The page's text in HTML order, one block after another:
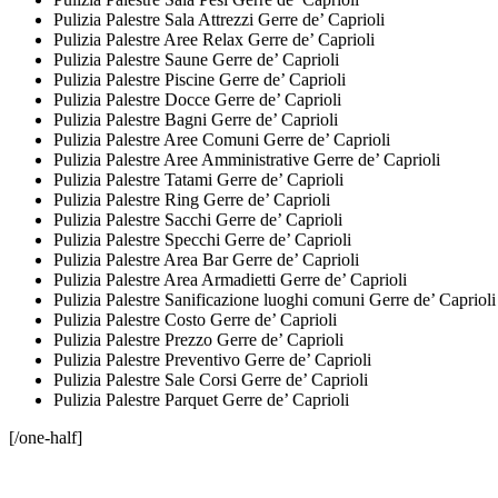
Pulizia Palestre Sala Attrezzi Gerre de’ Caprioli
Pulizia Palestre Aree Relax Gerre de’ Caprioli
Pulizia Palestre Saune Gerre de’ Caprioli
Pulizia Palestre Piscine Gerre de’ Caprioli
Pulizia Palestre Docce Gerre de’ Caprioli
Pulizia Palestre Bagni Gerre de’ Caprioli
Pulizia Palestre Aree Comuni Gerre de’ Caprioli
Pulizia Palestre Aree Amministrative Gerre de’ Caprioli
Pulizia Palestre Tatami Gerre de’ Caprioli
Pulizia Palestre Ring Gerre de’ Caprioli
Pulizia Palestre Sacchi Gerre de’ Caprioli
Pulizia Palestre Specchi Gerre de’ Caprioli
Pulizia Palestre Area Bar Gerre de’ Caprioli
Pulizia Palestre Area Armadietti Gerre de’ Caprioli
Pulizia Palestre Sanificazione luoghi comuni Gerre de’ Caprioli
Pulizia Palestre Costo Gerre de’ Caprioli
Pulizia Palestre Prezzo Gerre de’ Caprioli
Pulizia Palestre Preventivo Gerre de’ Caprioli
Pulizia Palestre Sale Corsi Gerre de’ Caprioli
Pulizia Palestre Parquet Gerre de’ Caprioli
[/one-half]